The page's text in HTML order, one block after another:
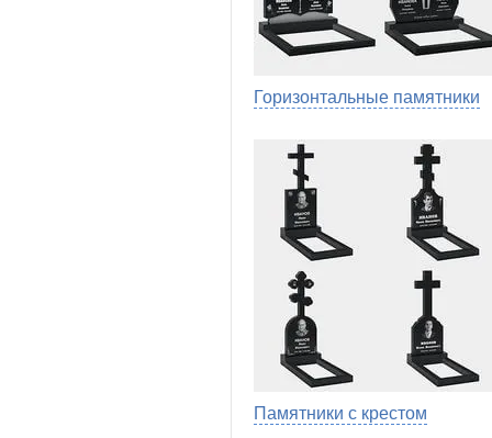
Горизонтальные памятники
Памятники с крестом